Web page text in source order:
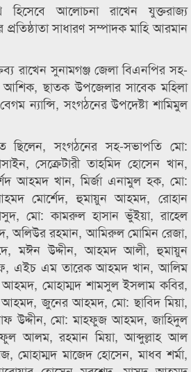
হিসেবে আলোচনা রাখেন যুক্তরাজ্য
সাধারণ সম্পাদক মাহি আরমান
রাখেন সুনামগঞ্জ জেলা বিএনপির সহ-
ছাতক উপজেলার সাবেক মহিলা
ন্যান্সি, সংগঠনের উপদেষ্টা শামিমুল
ছিলেন, সংগঠনের সহ-সভাপতি মো:
সেক্রেটারী তাহমিদ হোসেন খান,
আহমদ খান, মির্জা এনামুল হক, মো:
মোর্শেদ, হুমায়ুন আহমদ, রোহান
মো: কামরুল হাসান ভুঁইয়া, রাহেল
রহমান, আমিরুল মোমিন রেজা,
মঈন উদ্দীন, আহমদ আলী, হুমায়ুন
এইচ এম তারেক আহমদ খান, আলিম
আহমদ, মোহাম্মদ শামসুল ইসলাম কবির,
জুনের আহমদ, মো: ছাবিদ মিয়া,
উদ্দীন, মো: মাহফুজ আহমদ, জাহিদুল
আলম, রহমান মিয়া, আব্দুল্লাহ আল
মোহাম্মদ মাজেদ হোসেন, মাধব শর্মা,